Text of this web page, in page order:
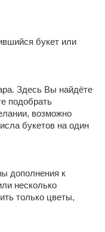
букет или
Здесь Вы найдёте
подобрать
возможно
букетов на один
дополнения к
несколько
только цветы,